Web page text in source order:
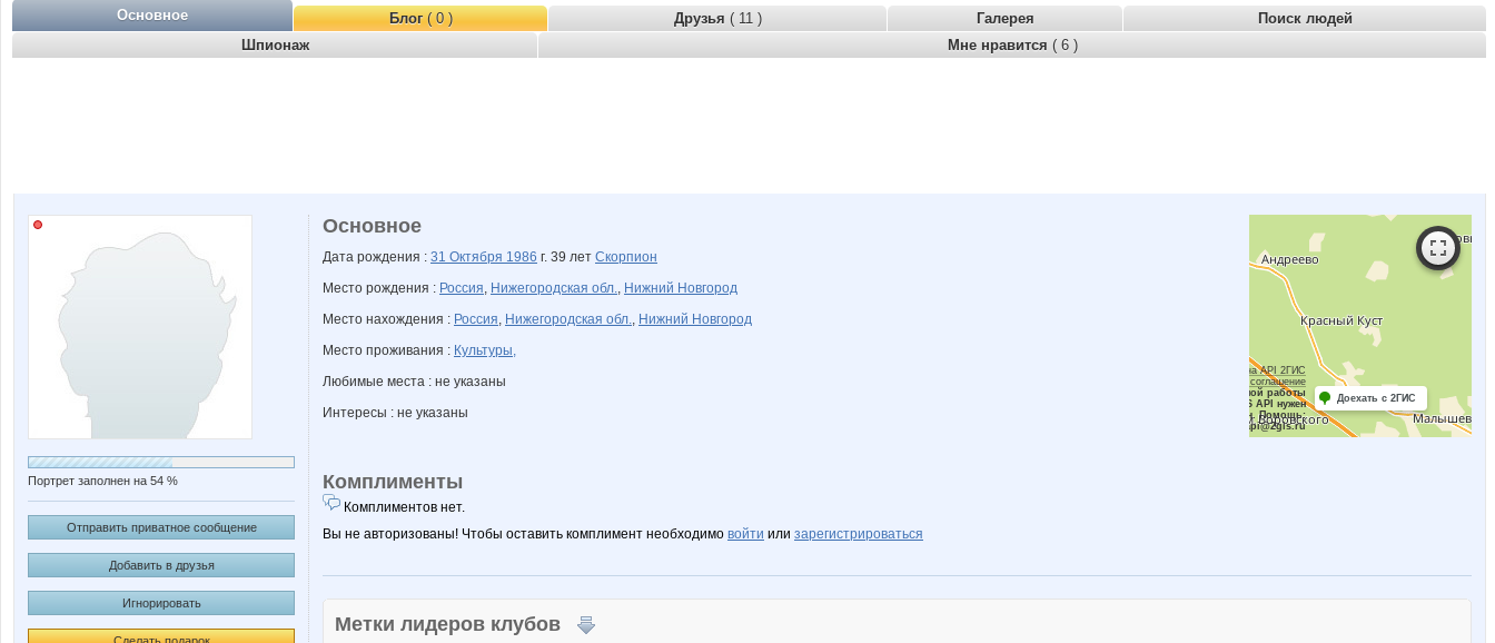
Основное Блог( 0 ) Друзья ( 11 ) Галерея
Поиск людей
Шпионаж
Мне нравится ( 6 )
Портрет заполнен на 54 %
Отправить приватное сообщение
Добавить в друзья
Игнорировать
Работает на API 2ГИС
Лицензионное соглашение
Для корректной работы
Raster JS API нужен
ключ. Помощь:
api@2gis.ru
Доехать с 2ГИС
Основное
Дата рождения : 31 Октября 1986 г. 39 лет Скорпион
Место рождения : Россия, Нижегородская обл., Нижний Новгород
Место нахождения : Россия, Нижегородская обл., Нижний Новгород
Место проживания : Культуры,
Любимые места : не указаны
Интересы : не указаны
Комплименты
Комплиментов нет.
Вы не авторизованы! Чтобы оставить комплимент необходимо войти или зарегистрироваться
Метки лидеров клубов